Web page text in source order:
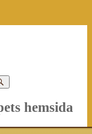
hemsida